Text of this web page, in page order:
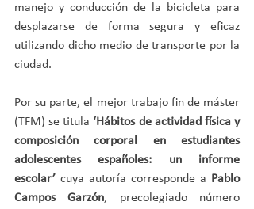
manejo y conducción de la bicicleta para
desplazarse de forma segura y eficaz
utilizando dicho medio de transporte por la
ciudad.
Por su parte, el mejor trabajo fin de máster
(TFM) se titula ‘Hábitos de actividad física y
composición corporal en estudiantes
adolescentes españoles: un informe
escolar’ cuya autoría corresponde a
Pablo
Campos Garzón, precolegiado número